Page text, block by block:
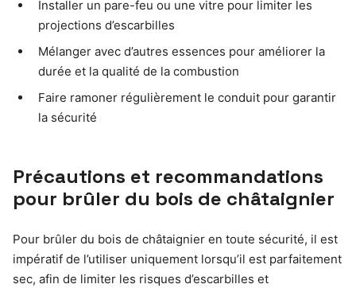
Installer un pare-feu ou une vitre pour limiter les
projections d’escarbilles
Mélanger avec d’autres essences pour améliorer la
durée et la qualité de la combustion
Faire ramoner régulièrement le conduit pour garantir
la sécurité
Précautions et recommandations
pour brûler du bois de châtaignier
Pour brûler du bois de châtaignier en toute sécurité, il est
impératif de l’utiliser uniquement lorsqu’il est parfaitement
sec, afin de limiter les risques d’escarbilles et